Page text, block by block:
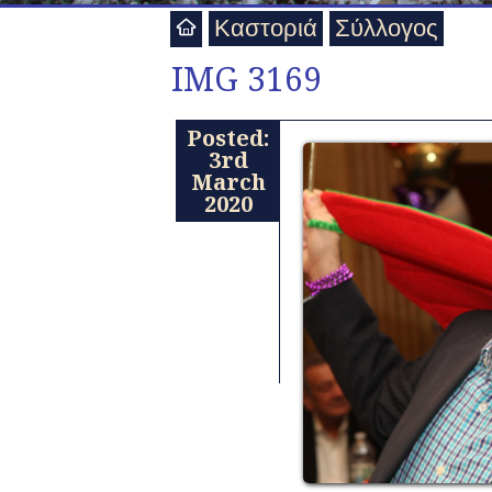
Καστοριά Σύλλογος
IMG 3169
Posted:
3rd
March
2020